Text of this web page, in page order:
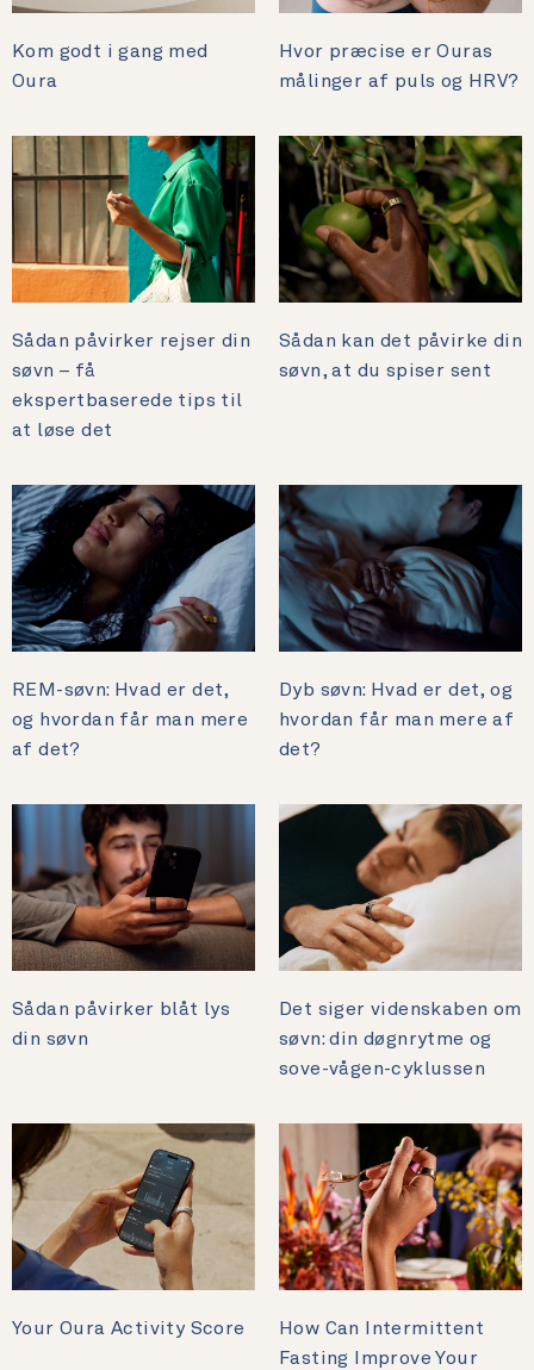
Kom godt i gang med
Oura
Hvor præcise er Ouras
målinger af puls og HRV?
Sådan påvirker rejser din
søvn – få
ekspertbaserede tips til
at løse det
Sådan kan det påvirke din
søvn, at du spiser sent
REM-søvn: Hvad er det,
og hvordan får man mere
af det?
Dyb søvn: Hvad er det, og
hvordan får man mere af
det?
Sådan påvirker blåt lys
din søvn
Det siger videnskaben om
søvn: din døgnrytme og
sove-vågen-cyklussen
Your Oura Activity Score
How Can Intermittent
Fasting Improve Your